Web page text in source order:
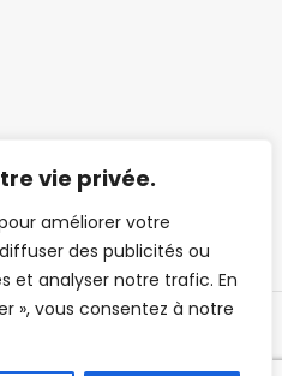
vie privée.
améliorer votre
des publicités ou
et analyser notre trafic. En
», vous consentez à notre
- Mulhouse- Héricourt |